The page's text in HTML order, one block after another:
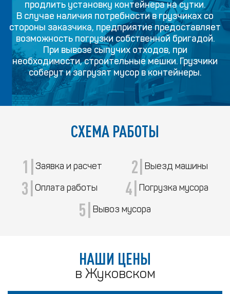
продлить установку контейнера на сутки.
В случае наличия потребности в грузчиках со
стороны заказчика, предприятие предоставляет
возможность погрузки собственной бригадой.
При вывозе сыпучих отходов, при
необходимости, строительные мешки. Грузчики
соберут и загрузят мусор в контейнеры.
СХЕМА РАБОТЫ
1| Заявка и расчет 2| Выезд машины
3| Оплата работы 4| Погрузка мусора
5| Вывоз мусора
НАШИ ЦЕНЫ
в Жуковском